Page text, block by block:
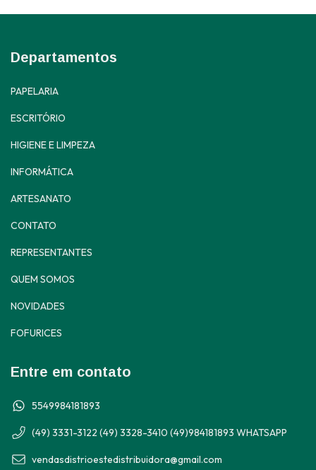
Departamentos
PAPELARIA
ESCRITÓRIO
HIGIENE E LIMPEZA
INFORMÁTICA
ARTESANATO
CONTATO
REPRESENTANTES
QUEM SOMOS
NOVIDADES
FOFURICES
Entre em contato
5549984181893
(49) 3331-3122 (49) 3328-3410 (49)984181893 WHATSAPP
vendasdistrioestedistribuidora@gmail.com